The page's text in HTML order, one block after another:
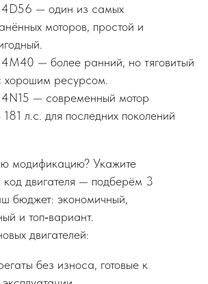
4D56 — один из самых
моторов, простой и
— более ранний, но тяговитый
хорошим ресурсом.
4N15 — современный мотор
л.с. для последних поколений
модификацию? Укажите
код двигателя — подберём 3
бюджет: экономичный,
и топ‑вариант.
двигателей:
без износа, готовые к